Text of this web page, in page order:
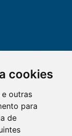
cookies
outras
para
de